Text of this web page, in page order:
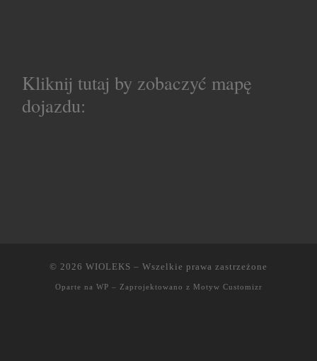
Kliknij tutaj by zobaczyć mapę
dojazdu:
© 2026 WIOLEKS – Wszelkie prawa zastrzeżone
Oparte na WP – Zaprojektowano z Motyw Customizr